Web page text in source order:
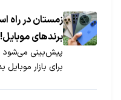
زمستان در راه
برندهای موبایل!
پیش‌بینی می‌شود
برای بازار